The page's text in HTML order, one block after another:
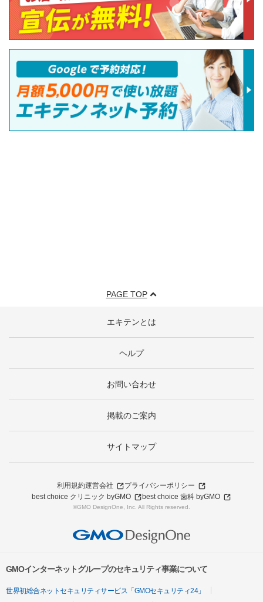
PAGE TOP
エキテンとは
ヘルプ
お問い合わせ
掲載のご案内
サイトマップ
利用規約運営会社
プライバシーポリシー
best choice クリニック byGMO
best choice 歯科 byGMO
©GMO DesignOne, Inc. All Rights reserved.
GMOインターネットグループのセキュリティ事業について
世界初総合ネットセキュリティサービス「GMOセキュリティ24」